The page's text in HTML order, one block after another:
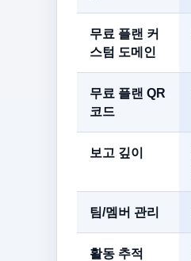
무료 플랜 커
스텀 도메인
무료 플랜 QR
코드
보고 깊이
팀/멤버 관리
활동 추적